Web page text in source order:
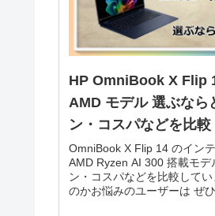
HP OmniBook X Flip
AMD モデル 選ぶなら
ン・コスパなどを比較
OmniBook X Flip 14 のイン
AMD Ryzen AI 300 搭載モデ
ン・コスパなどを比較して
のかお悩みのユーザーは ぜ